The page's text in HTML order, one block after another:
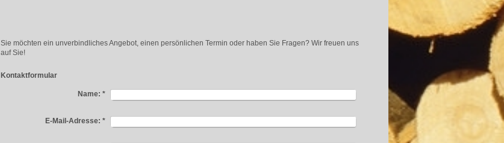
Sie möchten ein unverbindliches Angebot, einen persönlichen Termin oder haben Sie Fragen? Wir freuen uns
auf Sie!
Kontaktformular
Name: *
E-Mail-Adresse: *